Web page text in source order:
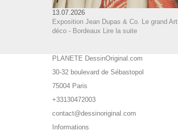
13.07.2026
Exposition Jean Dupas & Co. Le grand Art
déco - Bordeaux Lire la suite
PLANETE DessinOriginal.com
30-32 boulevard de Sébastopol
75004 Paris
+33130472003
contact@dessinoriginal.com
Informations